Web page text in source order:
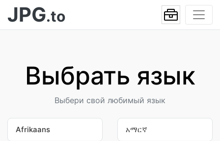
JPG.to
Выбрать язык
Выбери свой любимый язык
Afrikaans አማርኛ